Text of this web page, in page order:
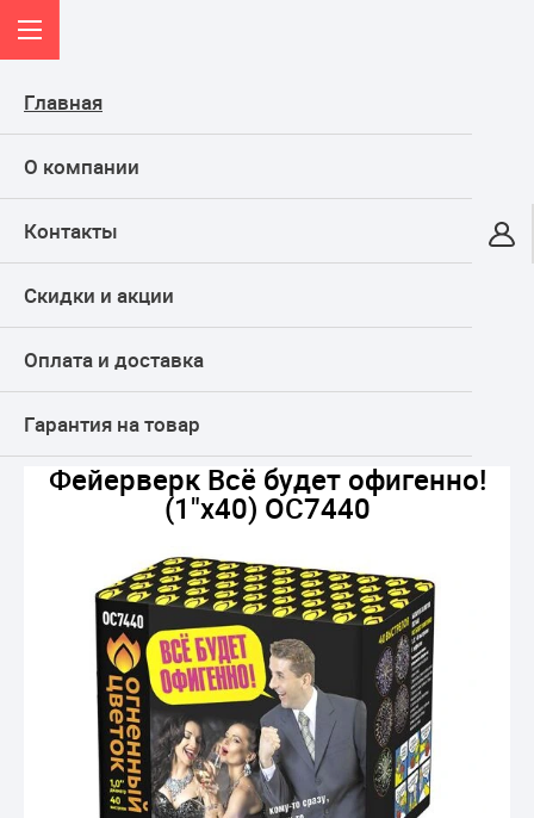
Главная
О компании
Контакты
Скидки и акции
Оплата и доставка
Гарантия на товар
Онлайн-гипермаркет
КАТАЛОГ
Фейерверк Всё будет офигенно! (1"х40) ОС7440
Фейерверк Всё будет офигенно!
(1"х40) ОС7440